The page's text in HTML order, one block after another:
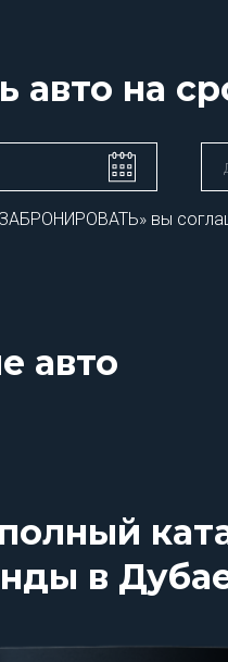
авто на
вы
авто
в